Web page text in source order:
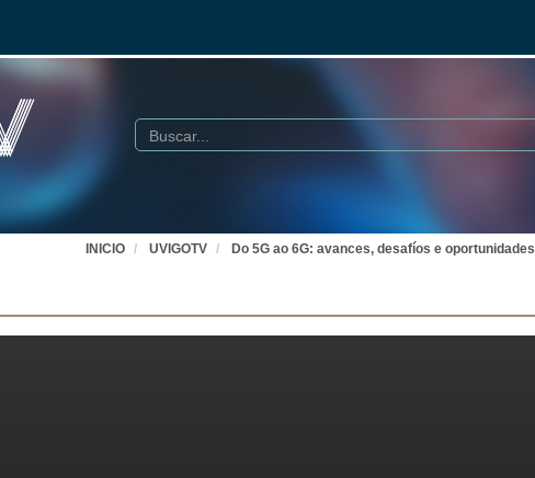
Buscar
INICIO UVIGOTV Do 5G ao 6G: avances, desafíos e oportunidades